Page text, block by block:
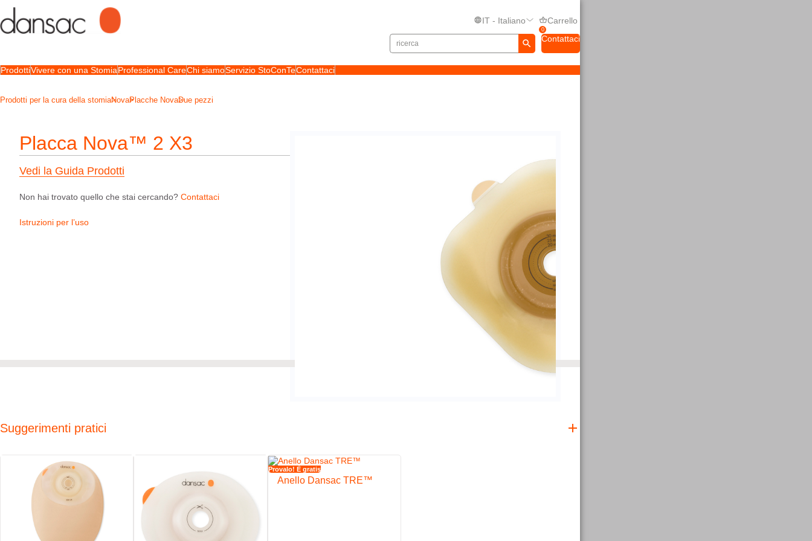
IT - Italiano
0
Carrello
Contattaci
ProdottiVivere con una StomiaProfessional CareChi siamoServizio StoConTeContattaci
Prodotti per la cura della stomiaNovaPlacche NovaDue pezzi
Placca Nova™ 2 X3
Vedi la Guida Prodotti
Non hai trovato quello che stai cercando? Contattaci
Istruzioni per l’uso
Suggerimenti pratici
Provalo! È gratis
Anello Dansac TRE™